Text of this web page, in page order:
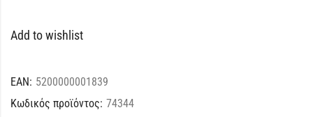
Add to wishlist
EAN: 5200000001839
Κωδικός προϊόντος: 74344